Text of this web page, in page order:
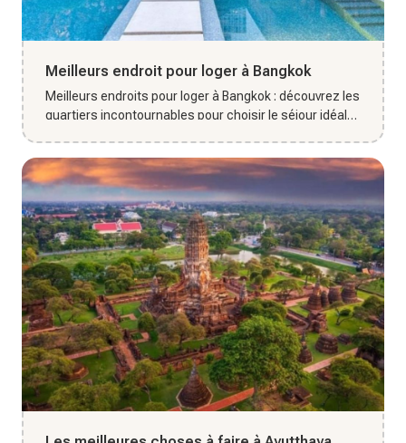
Meilleurs endroit pour loger à Bangkok
Meilleurs endroits pour loger à Bangkok : découvrez les
quartiers incontournables pour choisir le séjour idéal